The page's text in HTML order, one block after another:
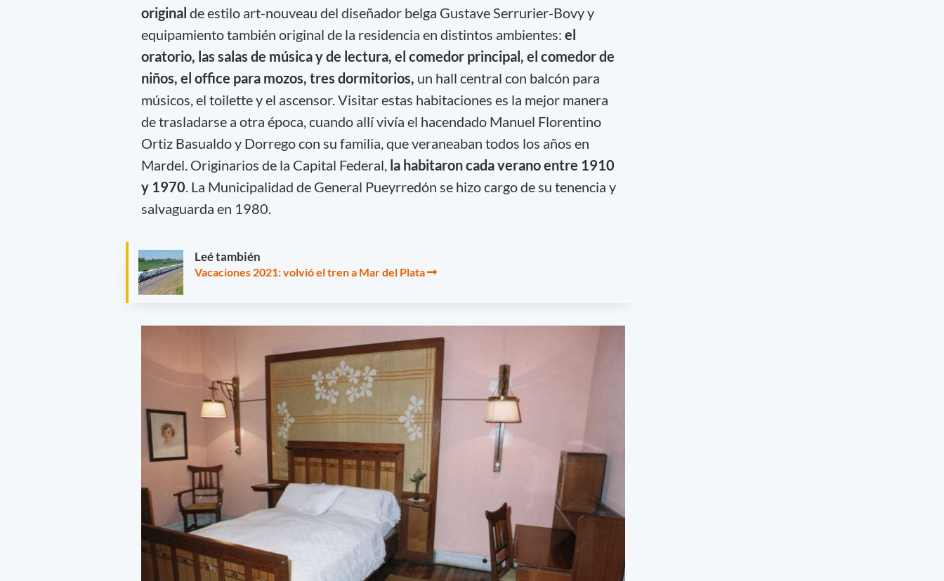
original de estilo art-nouveau del diseñador belga Gustave Serrurier-Bovy y
equipamiento también original de la residencia en distintos ambientes: el
oratorio, las salas de música y de lectura, el comedor principal, el comedor de
niños, el office para mozos, tres dormitorios, un hall central con balcón para
músicos, el toilette y el ascensor. Visitar estas habitaciones es la mejor manera
de trasladarse a otra época, cuando allí vivía el hacendado Manuel Florentino
Ortiz Basualdo y Dorrego con su familia, que veraneaban todos los años en
Mardel. Originarios de la Capital Federal,la habitaron cada verano entre 1910
y 1970. La Municipalidad de General Pueyrredón se hizo cargo de su tenencia y
salvaguarda en 1980.
Leé también
Vacaciones 2021: volvió el tren a Mar del Plata